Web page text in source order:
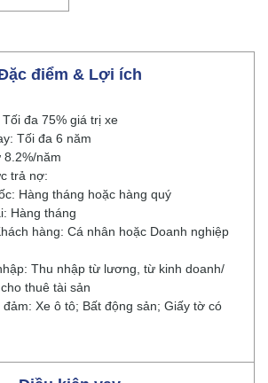
điểm & Lợi ích
đa 75% giá trị xe
Tối đa 6 năm
8.2%/năm
trả nợ:
Hàng tháng hoặc hàng quý
Hàng tháng
hàng: Cá nhân hoặc Doanh nghiệp
Thu nhập từ lương, từ kinh doanh/
thuê tài sản
Xe ô tô; Bất động sản; Giấy tờ có